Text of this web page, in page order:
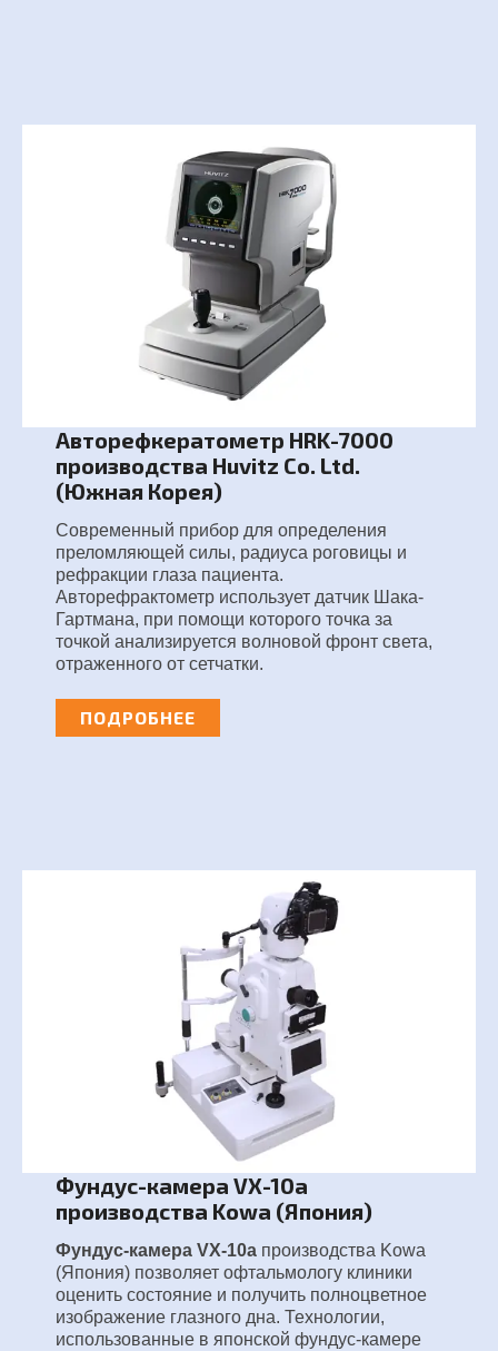
Авторефкератометр HRK-7000
производства Huvitz Co. Ltd.
(Южная Корея)
Современный прибор для определения
преломляющей силы, радиуса роговицы и
рефракции глаза пациента.
Авторефрактометр использует датчик Шака-
Гартмана, при помощи которого точка за
точкой анализируется волновой фронт света,
отраженного от сетчатки.
ПОДРОБНЕЕ
Фундус-камера VX-10a
производства Kowa (Япония)
Фундус-камера VX-10a производства Kowa
(Япония) позволяет офтальмологу клиники
оценить состояние и получить полноцветное
изображение глазного дна. Технологии,
использованные в японской фундус-камере